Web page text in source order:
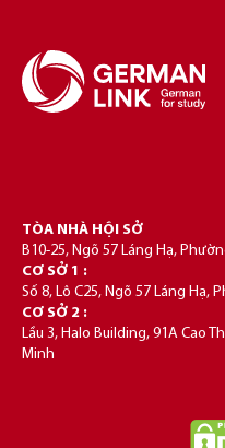
TÒA NHÀ HỘI SỞ
B10-25, Ngõ 57 Láng Hạ,
CƠ SỞ 1 :
Số 8, Lô C25, Ngõ 57 Láng Hạ,
CƠ SỞ 2 :
Lầu 3, Halo Building, 91A Cao
Minh